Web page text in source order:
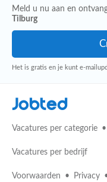
Meld u nu aan en
Tilburg
Het is gratis en je kunt e-
Jobted
Vacatures per categorie
Vacatures per bedrijf
Voorwaarden Privacy